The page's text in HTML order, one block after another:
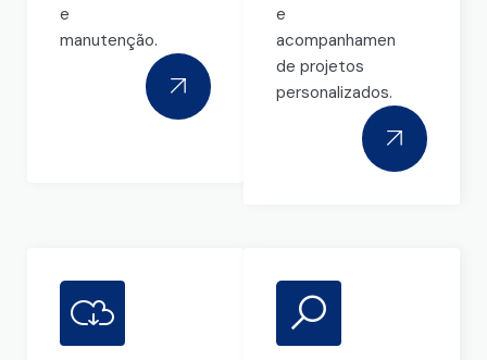
e
manutenção.
e
acompanhamento
de projetos
personalizados.